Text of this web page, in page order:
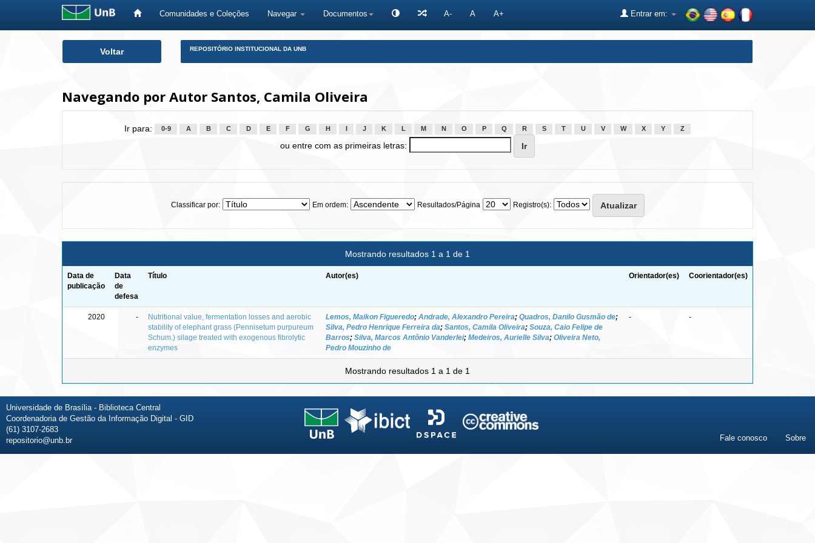
Comunidades e Coleções Navegar Documentos A- A A+ Entrar em:
Voltar REPOSITÓRIO INSTITUCIONAL DA UNB
Navegando por Autor Santos, Camila Oliveira
Ir para: 0-9 A B C D E F G H J K L M N O P Q R S T U V W X Y Z
ou entre com as primeiras letras:
Classificar por: Em ordem: Resultados/Página Registro(s):
Mostrando resultados 1 a 1 de 1
Data de
publicação
Data
de
defesa
Título Autor(es) Orientador(es) Coorientador(es)
2020 -
Nutritional value, fermentation losses and aerobic
stability of elephant grass (Pennisetum purpureum
Schum.) silage treated with exogenous fibrolytic
enzymes
Lemos, Maikon Figueredo; Andrade, Alexandro Pereira; Quadros, Danilo Gusmão de;
Silva, Pedro Henrique Ferreira da; Santos, Camila Oliveira; Souza, Caio Felipe de
Barros; Silva, Marcos Antônio Vanderlei; Medeiros, Aurielle Silva; Oliveira Neto,
Pedro Mouzinho de
- -
Mostrando resultados 1 a 1 de 1
Universidade de Brasília - Biblioteca Central
Coordenadoria de Gestão da Informação Digital - GID
(61) 3107-2683
repositorio@unb.br
Fale conosco Sobre